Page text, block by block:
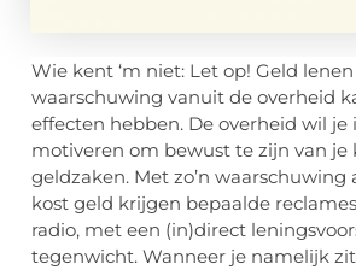
Wie kent ‘m niet: Let op! Geld
waarschuwing vanuit de overheid
effecten hebben. De overheid wil je
motiveren om bewust te zijn van je
geldzaken. Met zo’n waarschuwing
kost geld krijgen bepaalde
radio, met een (in)direct
tegenwicht. Wanneer je namelijk